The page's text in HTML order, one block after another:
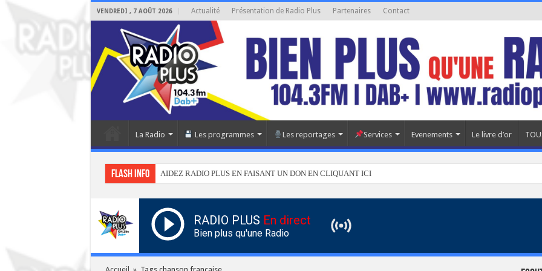
VENDREDI , 7 AOÛT 2026 Actualité Présentation de Radio Plus Partenaires Contact
La Radio Les programmes Les reportages Services Evenements Le livre d’or
Flash info AIDEZ RADIO PLUS EN FAISANT UN DON EN CLIQUANT ICI
RADIO PLUS En direct
Bien plus qu'une Radio